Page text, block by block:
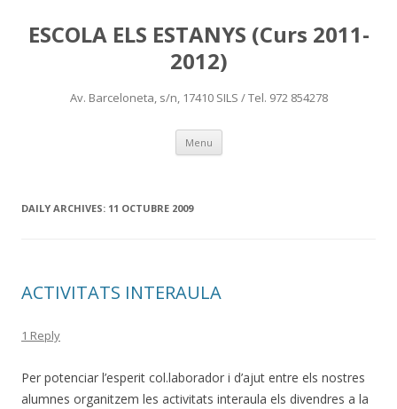
ESCOLA ELS ESTANYS (Curs 2011-
2012)
Av. Barceloneta, s/n, 17410 SILS / Tel. 972 854278
Menu Skip
content
DAILY ARCHIVES: 11 OCTUBRE 2009
ACTIVITATS INTERAULA
1 Reply
Per potenciar l’esperit col.laborador i d’ajut entre els nostres
alumnes organitzem les activitats interaula els divendres a la